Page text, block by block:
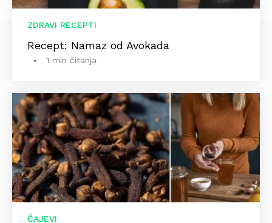
ZDRAVI RECEPTI
Recept: Namaz od Avokada
1 min čitanja
ČAJEVI